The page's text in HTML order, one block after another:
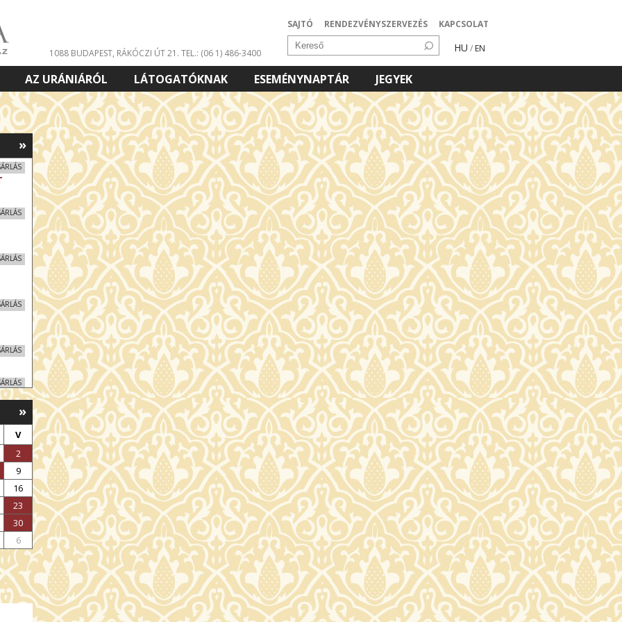
SAJTÓ RENDEZVÉNYSZERVEZÉS KAPCSOLAT
HU / EN
1088 BUDAPEST, RÁKÓCZI ÚT 21. TEL.: (06 1) 486-3400
AZ URÁNIÁRÓL LÁTOGATÓKNAK ESEMÉNYNAPTÁR
JEGYEK
»
»
V
2
9
16
23
30
6